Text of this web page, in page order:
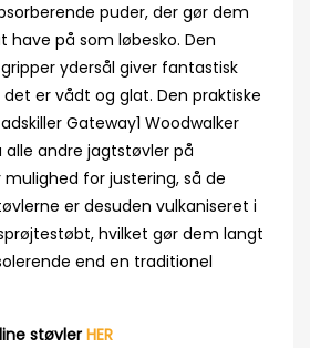
puder, der gør dem
have på som løbesko. Den
ydersål giver fantastisk
er vådt og glat. Den praktiske
Gateway1 Woodwalker
andre jagtstøvler på
for justering, så de
er desuden vulkaniseret i
hvilket gør dem langt
end en traditionel
støvlerHER